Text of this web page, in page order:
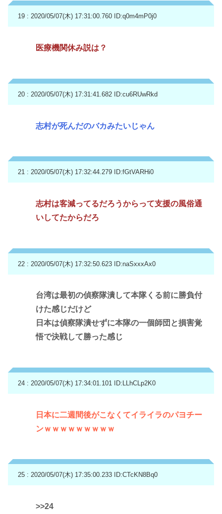
19 : 2020/05/07(木) 17:31:00.760 ID:q0m4mP0j0
医療機関休み説は？
20 : 2020/05/07(木) 17:31:41.682 ID:cu6RUwRkd
志村が死んだのバカみたいじゃん
21 : 2020/05/07(木) 17:32:44.279 ID:fGtVARHi0
志村は客減ってるだろうからって支援の風俗通
いしてたからだろ
22 : 2020/05/07(木) 17:32:50.623 ID:naSxxxAx0
台湾は最初の偵察隊潰して本隊くる前に勝負付
けた感じだけど
日本は偵察隊潰せずに本隊の一個師団と損害覚
悟で決戦して勝った感じ
24 : 2020/05/07(木) 17:34:01.101 ID:LLhCLp2K0
日本に二週間後がこなくてイライラのパヨチー
ンｗｗｗｗｗｗｗｗｗ
25 : 2020/05/07(木) 17:35:00.233 ID:CTcKN8Bq0
>>24